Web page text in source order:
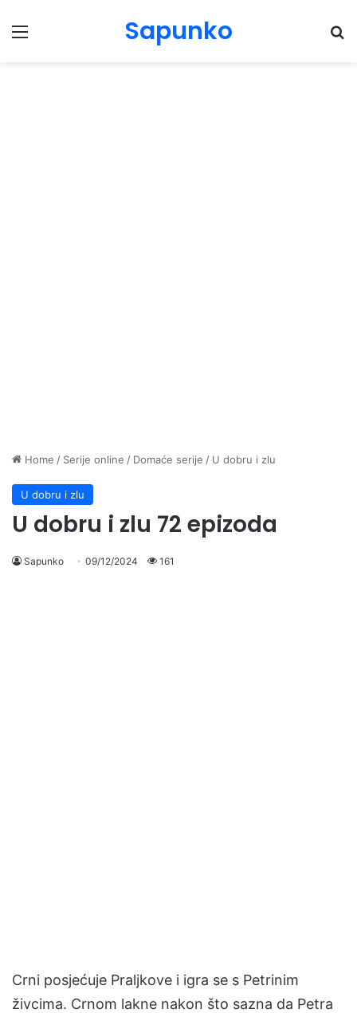
Menu Sapunko
Home / Serije online / Domaće serije / U dobru i zlu
U dobru i zlu
U dobru i zlu 72 epizoda
Sapunko 09/12/2024 161
Crni posjećuje Praljkove i igra se s Petrinim
živcima. Crnom lakne nakon što sazna da Petra